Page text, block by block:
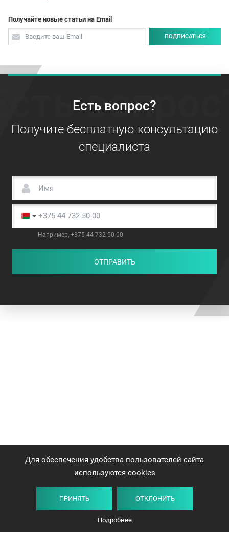
Получайте новые статьи на Email
ПОДПИСАТЬСЯ
Есть вопрос?
Получите бесплатную консультацию
специалиста
Например, +375 44 732-50-00
ОТПРАВИТЬ
Для обеспечения удобства пользователей сайта
используются cookies
ПРИНЯТЬ ОТКЛОНИТЬ
Подробнее